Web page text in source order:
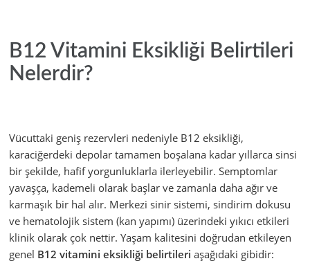
B12 Vitamini Eksikliği Belirtileri
Nelerdir?
Vücuttaki geniş rezervleri nedeniyle B12 eksikliği,
karaciğerdeki depolar tamamen boşalana kadar yıllarca sinsi
bir şekilde, hafif yorgunluklarla ilerleyebilir. Semptomlar
yavaşça, kademeli olarak başlar ve zamanla daha ağır ve
karmaşık bir hal alır. Merkezi sinir sistemi, sindirim dokusu
ve hematolojik sistem (kan yapımı) üzerindeki yıkıcı etkileri
klinik olarak çok nettir. Yaşam kalitesini doğrudan etkileyen
genel B12 vitamini eksikliği belirtileri aşağıdaki gibidir: